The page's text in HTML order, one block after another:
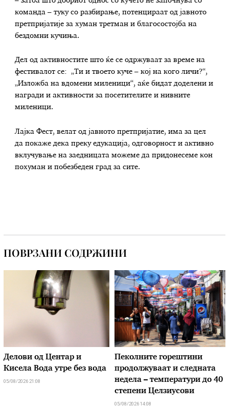
команда – туку со разбирање, потенцираат од јавното
претпријатије за хуман третман и благосостојба на
бездомни кучиња.
Дел од активностите што ќе се одржуваат за време на
фестивалот се: „Ти и твоето куче – кој на кого личи?“,
„Изложба на вдомени миленици“, аќе бидат доделени и
награди и активности за посетителите и нивните
миленици.
Лајка Фест, велат од јавното претпријатие, има за цел
да покаже дека преку едукација, одговорност и активно
вклучување на заедницата можеме да придонесеме кон
похуман и побезбеден град за сите.
ПОВРЗАНИ СОДРЖИНИ
Делови од Центар и
Кисела Вода утре без вода
05/08/2026 21:08
Пеколните горештини
продолжуваат и следната
недела – температури до 40
степени Целзиусови
05/08/2026 14:08